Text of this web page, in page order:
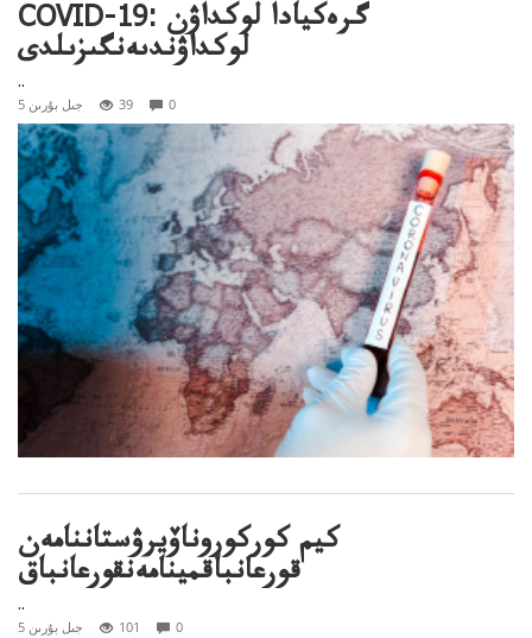
COVID-19: گرەكيادا لوكداۋن
لوكداۋندىەنگىزىلدى
..
5 جىل بۇرىن 39 0
كيم كوركوروناۆيرۋستاننامەن
قورعانباقمينامەنقورعانباق
..
5 جىل بۇرىن 101 0